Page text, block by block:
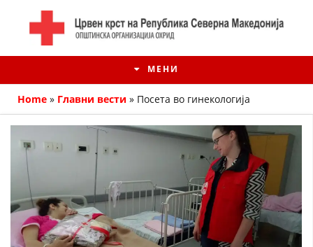
МЕНИ
Home » Главни вести » Посета во гинекологија